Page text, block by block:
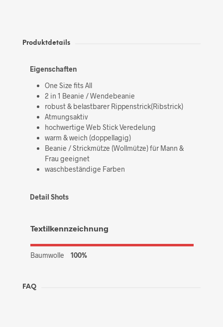
Produktdetails
Eigenschaften
One Size fits All
2 in 1 Beanie / Wendebeanie
robust & belastbarer Rippenstrick(Ribstrick)
Atmungsaktiv
hochwertige Web Stick Veredelung
warm & weich (doppellagig)
Beanie / Strickmütze (Wollmütze) für Mann &
Frau geeignet
waschbeständige Farben
Detail Shots
Textilkennzeichnung
Baumwolle 100%
FAQ